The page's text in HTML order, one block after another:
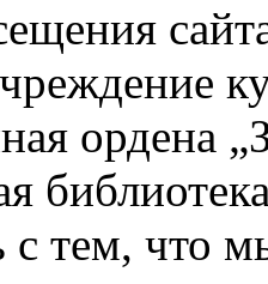
ордена
с тем, что